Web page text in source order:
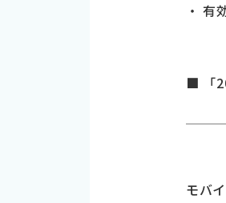
・ 有
■ 「
モバ